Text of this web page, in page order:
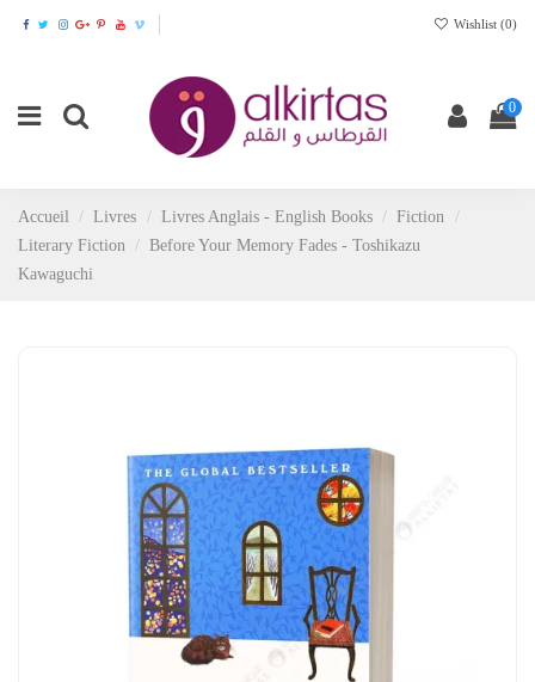
Wishlist (0)
0
Accueil Livres Livres Anglais - English Books
Fiction
Literary Fiction
Before Your Memory Fades - Toshikazu
Kawaguchi